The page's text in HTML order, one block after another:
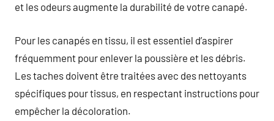
et les odeurs augmente la durabilité de votre canapé.
Pour les canapés en tissu, il est essentiel d’aspirer
fréquemment pour enlever la poussière et les débris.
Les taches doivent être traitées avec des nettoyants
spécifiques pour tissus, en respectant instructions pour
empêcher la décoloration.